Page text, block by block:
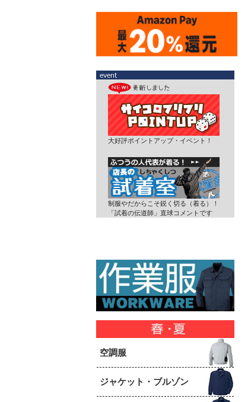
大好評ポイントアップ・イベント！
制服やだからこそ鋭く切る（着る）！
「試着の伝道師」直球コメントです
空調服
ジャケット・ブルゾン